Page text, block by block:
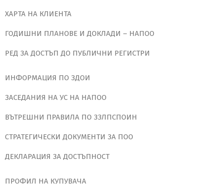
ХАРТА НА КЛИЕНТА
ГОДИШНИ ПЛАНОВЕ И ДОКЛАДИ – НАПОО
РЕД ЗА ДОСТЪП ДО ПУБЛИЧНИ РЕГИСТРИ
ИНФОРМАЦИЯ ПО ЗДОИ
ЗАСЕДАНИЯ НА УС НА НАПОО
ВЪТРЕШНИ ПРАВИЛА ПО ЗЗЛПСПОИН
СТРАТЕГИЧЕСКИ ДОКУМЕНТИ ЗА ПОО
ДЕКЛАРАЦИЯ ЗА ДОСТЪПНОСТ
ПРОФИЛ НА КУПУВАЧА